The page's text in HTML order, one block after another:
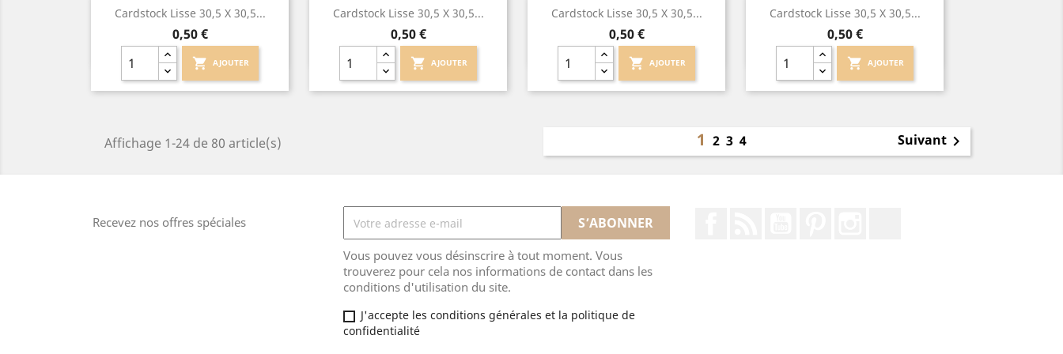
Cardstock Lisse 30,5 X 30,5...
Prix
0,50 €
shopping_cart AJOUTER
Aperçu rapide Cardstock Lisse 30,5 X 30,5...
Prix
0,50 €
shopping_cart AJOUTER
Aperçu rapide Cardstock Lisse 30,5 X 30,5...
Prix
0,50 €
shopping_cart AJOUTER
Aperçu rapide Cardstock Lisse 30,5 X 30,5...
Prix
0,50 €
shopping_cart AJOUTER
Aperçu rapide
Affichage 1-24 de 80 article(s) 1234 Suivant
Recevez nos offres spéciales
Vous pouvez vous désinscrire à tout moment. Vous
trouverez pour cela nos informations de contact dans les
conditions d'utilisation du site.
J'accepte les conditions générales et la politique de
confidentialité